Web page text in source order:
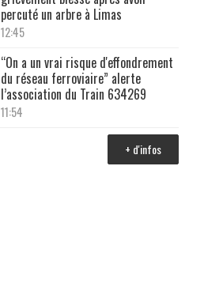
percuté un arbre à Limas
12:45
“On a un vrai risque d'effondrement
du réseau ferroviaire” alerte
l’association du Train 634269
11:54
+ d'infos